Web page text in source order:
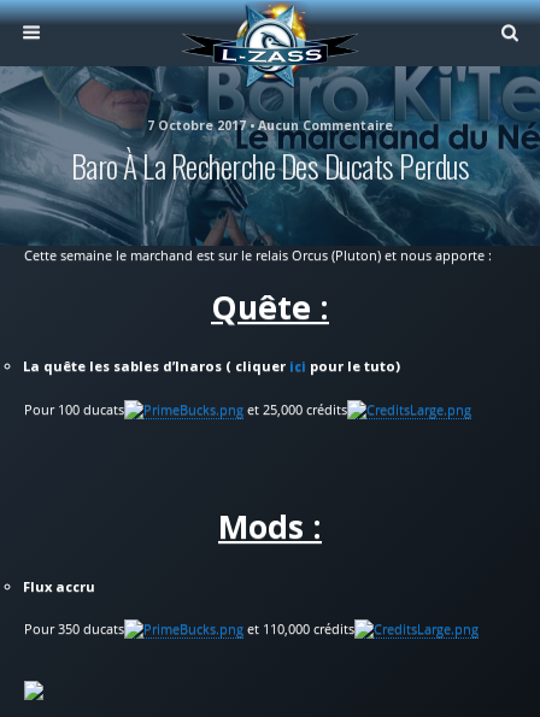
7 Octobre 2017 • Aucun Commentaire
Baro À La Recherche Des Ducats Perdus
Cette semaine le marchand est sur le relais Orcus (Pluton) et nous apporte :
Quête :
La quête les sables d’Inaros ( cliquer ici pour le tuto)
Pour 100 ducats et 25,000 crédits
Mods :
Flux accru
Pour 350 ducats et 110,000 crédits